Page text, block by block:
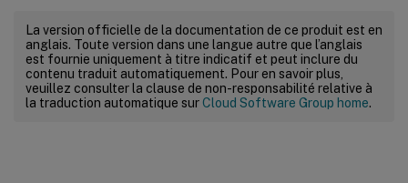
La version officielle de la documentation de ce produit est en
anglais. Toute version dans une langue autre que l’anglais
est fournie uniquement à titre indicatif et peut inclure du
contenu traduit automatiquement. Pour en savoir plus,
veuillez consulter la clause de non-responsabilité relative à
la traduction automatique surCloud Software Group home.